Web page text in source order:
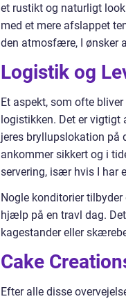
et rustikt og naturligt
med et mere afslappet
den atmosfære, I ønsker
Logistik og
Et aspekt, som ofte
logistikken. Det er vigtigt
jeres bryllupslokation på
ankommer sikkert og i
servering, især hvis I har
Nogle konditorier
hjælp på en travl dag.
kagestander eller
Cake
Efter alle disse